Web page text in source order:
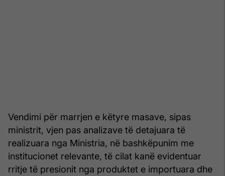
Vendimi për marrjen e këtyre masave, sipas
ministrit, vjen pas analizave të detajuara të
realizuara nga Ministria, në bashkëpunim me
institucionet relevante, të cilat kanë evidentuar
rritje të presionit nga produktet e importuara dhe